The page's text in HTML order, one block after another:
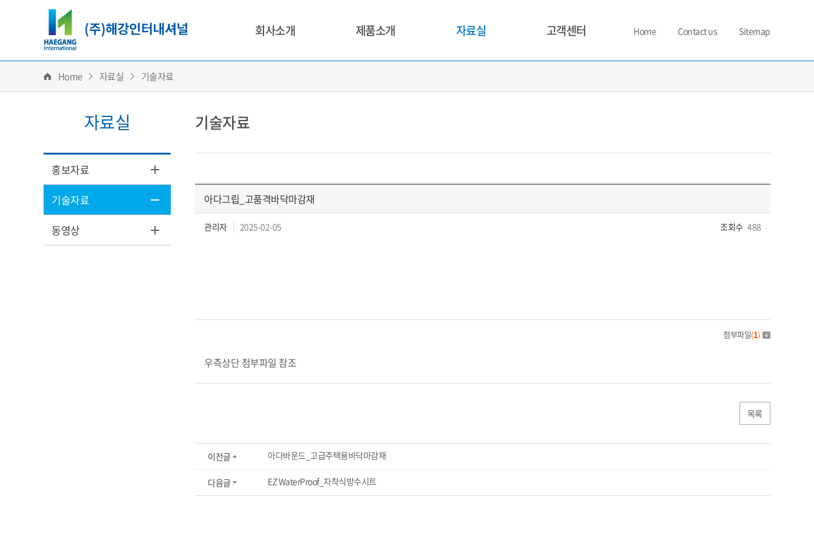
회사소개 제품소개 자료실 고객센터 Home Contact us Sitemap
Home 자료실 기술자료
자료실
홍보자료
기술자료
동영상
기술자료
아다그립_고품격바닥마감재
관리자 2025-02-05 조회수 488
첨부파일(1)
우측상단 첨부파일 참조
목록
이전글 아다바운드_고급주택용바닥마감재
다음글 EZ WaterProof_자착식방수시트